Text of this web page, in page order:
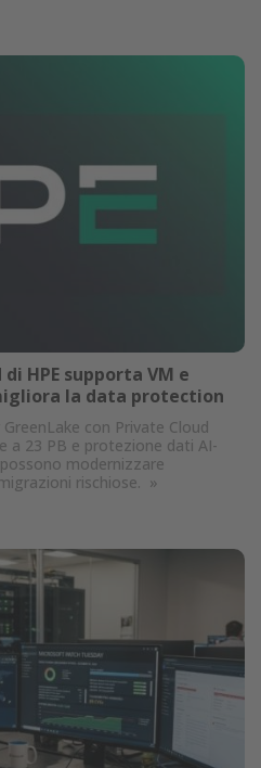
HPE supporta VM e
la data protection
con Private Cloud
a 23 PB e protezione dati AI-
modernizzare
rischiose. »